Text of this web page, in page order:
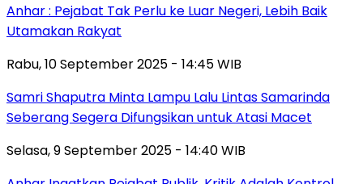
Anhar : Pejabat Tak Perlu ke Luar Negeri, Lebih Baik
Utamakan Rakyat
Rabu, 10 September 2025 - 14:45 WIB
Samri Shaputra Minta Lampu Lalu Lintas Samarinda
Seberang Segera Difungsikan untuk Atasi Macet
Selasa, 9 September 2025 - 14:40 WIB